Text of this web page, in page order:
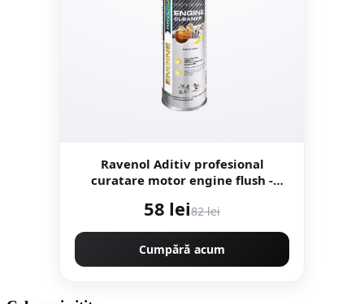
Ravenol Aditiv profesional
curatare motor engine flush -
58 lei82 lei
Cumpără acum